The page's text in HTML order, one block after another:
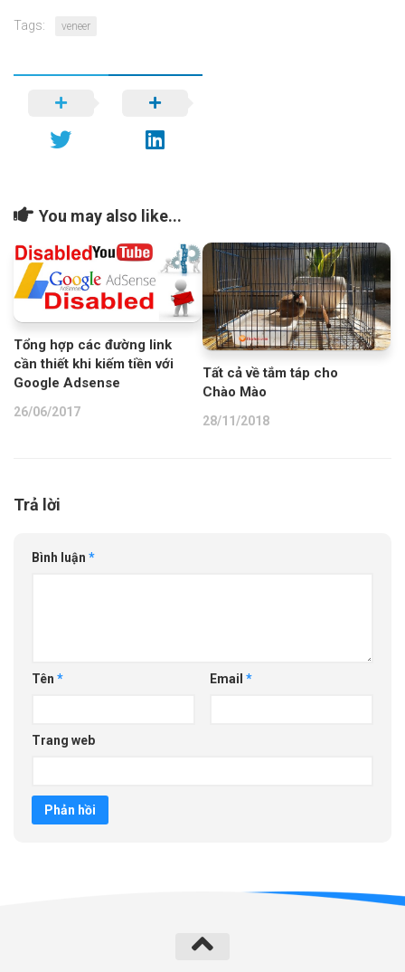
Tags: veneer
You may also like...
Tổng hợp các đường link
cần thiết khi kiếm tiền với
Google Adsense
26/06/2017
Tất cả về tắm táp cho
Chào Mào
28/11/2018
Trả lời
Bình luận *
Tên * Email *
Trang web